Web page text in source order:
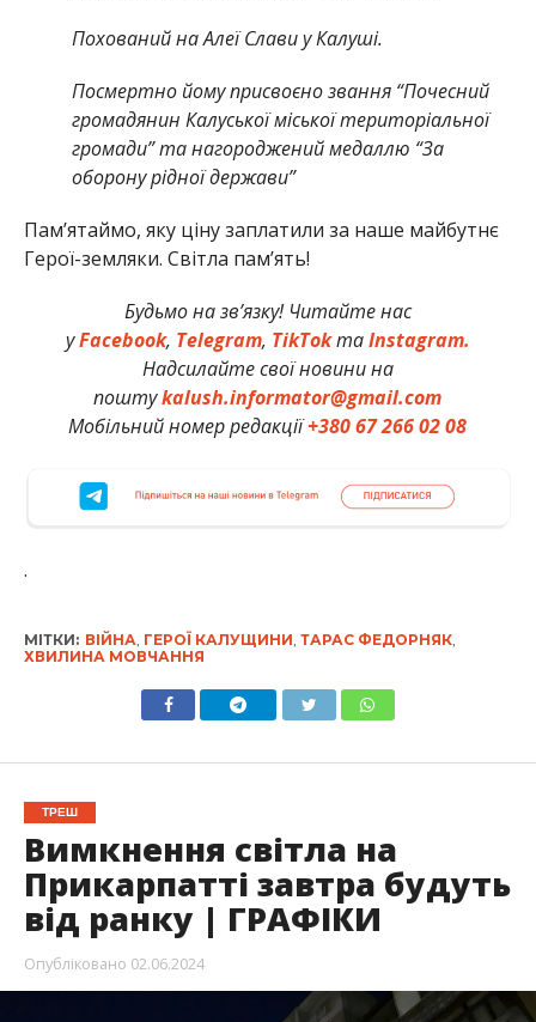
Похований на Алеї Слави у Калуші.
Посмертно йому присвоєно звання “Почесний
громадянин Калуської міської територіальної
громади” та нагороджений медаллю “За
оборону рідної держави”
Памʼятаймо, яку ціну заплатили за наше майбутнє
Герої-земляки. Світла пам’ять!
Будьмо на зв’язку! Читайте нас
уFacebook, Telegram, TikTokтаInstagram.
Надсилайте свої новини на
поштуkalush.informator@gmail.com
Мобільний номер редакції+380 67 266 02 08
.
МІТКИ: ВІЙНА, ГЕРОЇ КАЛУЩИНИ, ТАРАС ФЕДОРНЯК,
ХВИЛИНА МОВЧАННЯ
ТРЕШ
Вимкнення світла на
Прикарпатті завтра будуть
від ранку | ГРАФІКИ
Опубліковано 02.06.2024